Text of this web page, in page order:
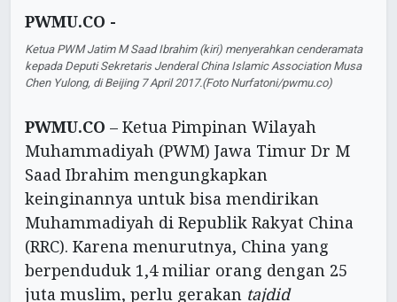
PWMU.CO -
Ketua PWM Jatim M Saad Ibrahim (kiri) menyerahkan cenderamata
kepada Deputi Sekretaris Jenderal China Islamic Association Musa
Chen Yulong, di Beijing 7 April 2017.(Foto Nurfatoni/pwmu.co)
PWMU.CO – Ketua Pimpinan Wilayah
Muhammadiyah (PWM) Jawa Timur Dr M
Saad Ibrahim mengungkapkan
keinginannya untuk bisa mendirikan
Muhammadiyah di Republik Rakyat China
(RRC). Karena menurutnya, China yang
berpenduduk 1,4 miliar orang dengan 25
juta muslim, perlu gerakan tajdid